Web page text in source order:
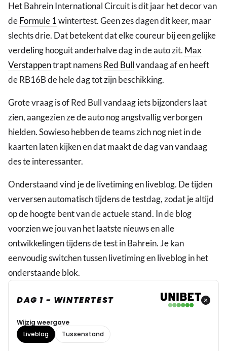
Het Bahrein International Circuit is dit jaar het decor van
deFormule 1wintertest. Geen zes dagen dit keer, maar
slechts drie. Dat betekent dat elke coureur bij een gelijke
verdeling hooguit anderhalve dag in de auto zit. Max
Verstappentrapt namensRed Bullvandaag af en heeft
de RB16B de hele dag tot zijn beschikking.
Grote vraag is of Red Bull vandaag iets bijzonders laat
zien, aangezien ze de auto nog angstvallig verborgen
hielden. Sowieso hebben de teams zich nog niet in de
kaarten laten kijken en dat maakt de dag van vandaag
des te interessanter.
Onderstaand vind je de livetiming en liveblog. De tijden
verversen automatisch tijdens de testdag, zodat je altijd
op de hoogte bent van de actuele stand. In de blog
voorzien we jou van het laatste nieuws en alle
ontwikkelingen tijdens de test in Bahrein. Je kan
eenvoudig switchen tussen livetiming en liveblog in het
onderstaande blok.
DAG 1 - WINTERTEST
Wijzig weergave
Liveblog
Tussenstand